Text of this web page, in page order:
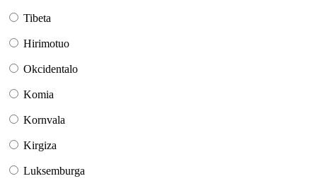
Tibeta
Hirimotuo
Okcidentalo
Komia
Kornvala
Kirgiza
Luksemburga